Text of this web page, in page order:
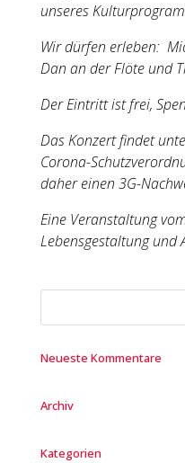
unseres
Wir dürfen erleben:
Dan an der Flöte und
Der Eintritt ist frei,
Das Konzert findet
Corona-
daher einen 3G-
Eine Veranstaltung
Lebensgestaltung und
Neueste Kommentare
Archiv
Kategorien